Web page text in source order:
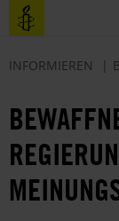
Direkt
zum
Benutzermenü
INFORMIEREN